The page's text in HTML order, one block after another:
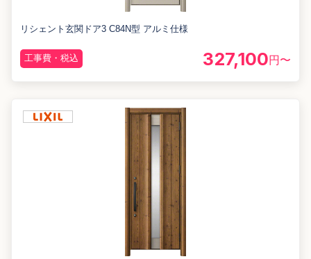
リシェント玄関ドア3 C84N型 アルミ仕様
工事費・税込 327,100円〜